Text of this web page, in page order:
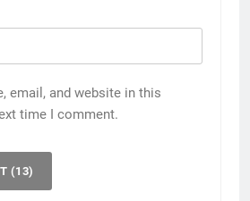
email, and website in this
time I comment.